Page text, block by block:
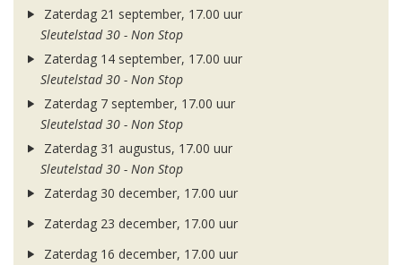
Zaterdag 21 september, 17.00 uur
Sleutelstad 30 - Non Stop
Zaterdag 14 september, 17.00 uur
Sleutelstad 30 - Non Stop
Zaterdag 7 september, 17.00 uur
Sleutelstad 30 - Non Stop
Zaterdag 31 augustus, 17.00 uur
Sleutelstad 30 - Non Stop
Zaterdag 30 december, 17.00 uur
Zaterdag 23 december, 17.00 uur
Zaterdag 16 december, 17.00 uur